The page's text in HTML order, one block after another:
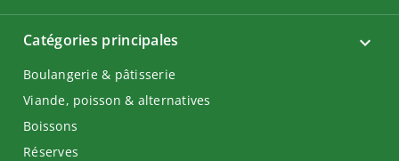
Catégories principales
Boulangerie & pâtisserie
Viande, poisson & alternatives
Boissons
Réserves